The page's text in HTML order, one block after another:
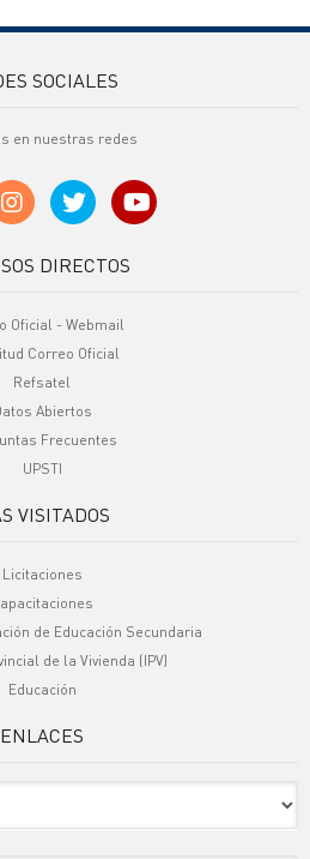
SOCIALES
en nuestras redes
DIRECTOS
Oficial - Webmail
Correo Oficial
Refsatel
Abiertos
Frecuentes
UPSTI
VISITADOS
Licitaciones
de Educación Secundaria
de la Vivienda (IPV)
Educación
ENLACES